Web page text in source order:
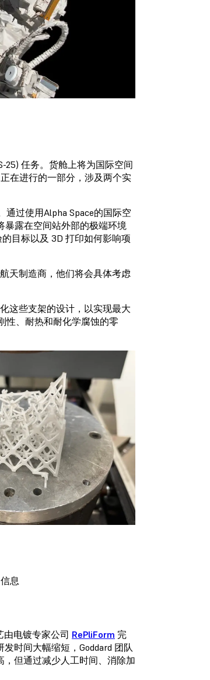
25) 任务。货舱上将为国际空间
在进行的一部分，涉及两个实
通过使用Alpha Space的国际空
暴露在空间站外部的极端环境
目标以及 3D 打印如何影响项
天制造商，他们将会具体考虑
这些支架的设计，以实现最大
性、耐热和耐化学腐蚀的零
息
由电镀专家公司 RePliForm 完
时间大幅缩短，Goddard 团队
但通过减少人工时间、消除加